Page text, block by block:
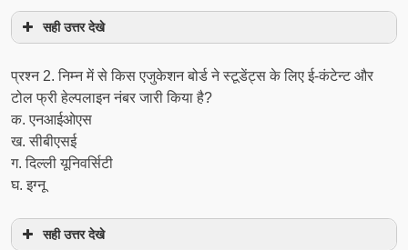
सही उत्तर देखे
प्रश्न 2. निम्न में से किस एजुकेशन बोर्ड ने स्टूडेंट्स के लिए ई-कंटेन्ट और
टोल फ्री हेल्पलाइन नंबर जारी किया है?
क. एनआईओएस
ख. सीबीएसई
ग. दिल्ली यूनिवर्सिटी
घ. इग्नू
सही उत्तर देखे